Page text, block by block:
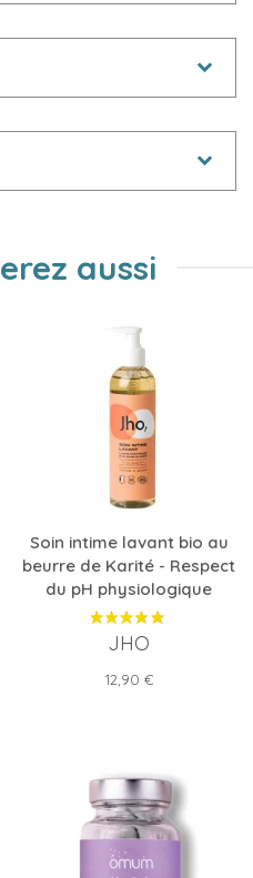
aussi
Soin intime lavant bio au
beurre de Karité - Respect
du pH physiologique
JHO
Prix
12,90 €